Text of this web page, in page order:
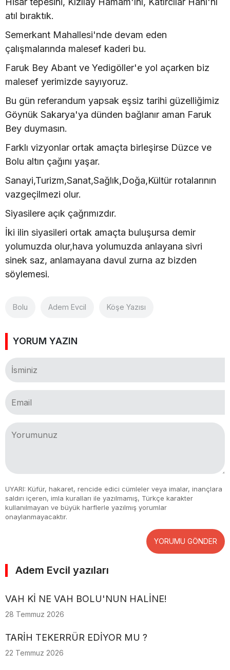
atıl bıraktık.
Semerkant Mahallesi'nde devam eden
çalışmalarında malesef kaderi bu.
Faruk Bey Abant ve Yedigöller'e yol açarken biz
malesef yerimizde sayıyoruz.
Bu gün referandum yapsak eşsiz tarihi güzelliğimiz
Göynük Sakarya'ya dünden bağlanır aman Faruk
Bey duymasın.
Farklı vizyonlar ortak amaçta birleşirse Düzce ve
Bolu altın çağını yaşar.
Sanayi,Turizm,Sanat,Sağlık,Doğa,Kültür rotalarının
vazgeçilmezi olur.
Siyasilere açık çağrımızdır.
İki ilin siyasileri ortak amaçta buluşursa demir
yolumuzda olur,hava yolumuzda anlayana sivri
sinek saz, anlamayana davul zurna az bizden
söylemesi.
Bolu Adem Evcil Köşe Yazısı
YORUM YAZIN
UYARI: Küfür, hakaret, rencide edici cümleler veya imalar, inançlara
saldırı içeren, imla kuralları ile yazılmamış, Türkçe karakter
kullanılmayan ve büyük harflerle yazılmış yorumlar
onaylanmayacaktır.
YORUMU GÖNDER
Adem Evcil yazıları
VAH Kİ NE VAH BOLU'NUN HALİNE!
28 Temmuz 2026
TARİH TEKERRÜR EDİYOR MU ?
22 Temmuz 2026